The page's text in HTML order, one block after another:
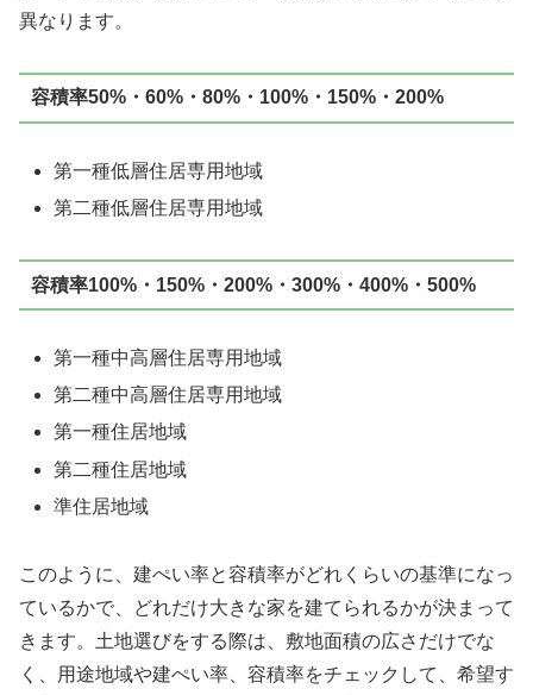
異なります。
容積率50%・60%・80%・100%・150%・200%
第一種低層住居専用地域
第二種低層住居専用地域
容積率100%・150%・200%・300%・400%・500%
第一種中高層住居専用地域
第二種中高層住居専用地域
第一種住居地域
第二種住居地域
準住居地域
このように、建ぺい率と容積率がどれくらいの基準になっ
ているかで、どれだけ大きな家を建てられるかが決まって
きます。土地選びをする際は、敷地面積の広さだけでな
く、用途地域や建ぺい率、容積率をチェックして、希望す